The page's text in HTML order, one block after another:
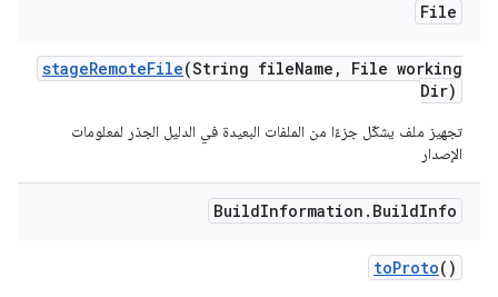
File
stageRemoteFile(String fileName ,
File working
Dir)
تجهيز ملف يشكّل جزءًا من الملفات البعيدة في الدليل الجذر لمعلومات
الإصدار
BuildInformation . BuildInfo
toProto()